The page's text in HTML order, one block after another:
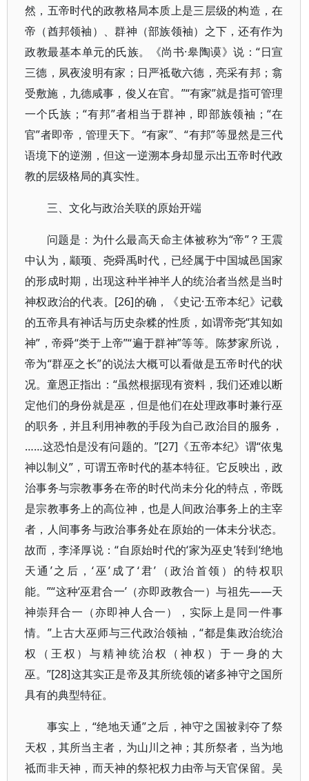
然，五帝时代的政教格局本质上是三层级的构造，在
帝（酋邦领袖）、群神（部族领袖）之下，还有作为
政教最基本单元的氏族。《尚书·皋陶谟》说：“日宣
三德，夙夜浚明有家；日严祗敬六德，亮采有邦；翕
受敷施，九德咸事，俊乂在官。”“有家”就是指可管理
一个氏族；“有邦”者相当于群神，即部族领袖；“在
官”者即帝，管理天下。“有家”、“有邦”等显然是三代
语境下的逆溯，但这一逆溯本身却显示出五帝时代政
教的层级格局的真实性。
三、文化与政治关联的原始开端
问题是：为什么最高天命主体被称为“帝”？王震
中认为，颛顼、尧舜禹时代，已经属于中国城邑国家
的形成时期，出现这种半神半人的统治者当然是当时
神权政治的代表。[26]的确，《史记·五帝本纪》记载
的五帝具有神话与历史杂糅的性质，如谓帝尧“其知如
神”，帝舜“类于上帝”“遍于群神”等等。陈梦家所说，
帝为“群巫之长”的说法大概可以看做是五帝时代的状
况。童恩正指出：“虽然根据现有资料，我们还难以断
定他们的身份就是巫，但是他们在处理政事时兼行巫
的职务，并且利用神教的手段为自己政治目的服务，
……这恐怕是没有问题的。”[27]《五帝本纪》谓“依鬼
神以制义”，可谓五帝时代的基本特征。它反映出，政
治事务与宗教事务在帝的时代尚未分化的特点，帝既
是宗教事务上的高位神，也是人间政治事务上的主宰
者，人间事务与政治事务处在原始的一体未分状态。
故而，李泽厚说：“自原始时代的‘家为巫史’转到‘绝地
天通’之后，‘巫’成了‘君’（政治首领）的特权职
能。”“这种‘巫君合一’（亦即政教合一）与祖先——天
神崇拜合一（亦即神人合一），实际上是同一件事
情。”上古大巫师与三代政治领袖，“都是集政治统治
权（王权）与精神统治权（神权）于一身的大
巫。”[28]这其实正是帝及其所统领的诸多神守之国所
具有的典型特征。
事实上，“绝地天通”之后，神守之国被剥夺了祭
天权，其所当主者，为山川之神；其所祭者，当为地
祗而非天神，而天神的祭祀权力由帝与天官保留。吴